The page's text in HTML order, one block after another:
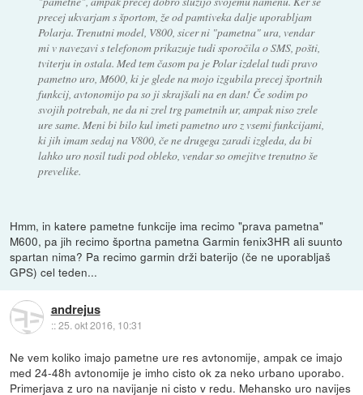
precej ukvarjam s športom, že od pamtiveka dalje uporabljam
Polarja. Trenutni model, V800, sicer ni "pametna" ura, vendar
mi v navezavi s telefonom prikazuje tudi sporočila o SMS, pošti,
tviterju in ostala. Med tem časom pa je Polar izdelal tudi pravo
pametno uro, M600, ki je glede na mojo izgubila precej športnih
funkcij, avtonomijo pa so ji skrajšali na en dan! Če sodim po
svojih potrebah, ne da ni zrel trg pametnih ur, ampak niso zrele
ure same. Meni bi bilo kul imeti pametno uro z vsemi funkcijami,
ki jih imam sedaj na V800, če ne drugega zaradi izgleda, da bi
lahko uro nosil tudi pod obleko, vendar so omejitve trenutno še
prevelike.
Hmm, in katere pametne funkcije ima recimo "prava pametna"
M600, pa jih recimo športna pametna Garmin fenix3HR ali suunto
spartan nima? Pa recimo garmin drži baterijo (če ne uporabljaš
GPS) cel teden...
andrejus
::25. okt 2016, 10:31
Ne vem koliko imajo pametne ure res avtonomije, ampak ce imajo
med 24-48h avtonomije je imho cisto ok za neko urbano uporabo.
Primerjava z uro na navijanje ni cisto v redu. Mehansko uro navijes